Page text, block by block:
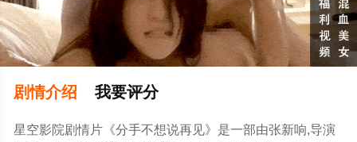
剧情介绍 我要评分
星空影院剧情片《分手不想说再见》是一部由张新响,导演